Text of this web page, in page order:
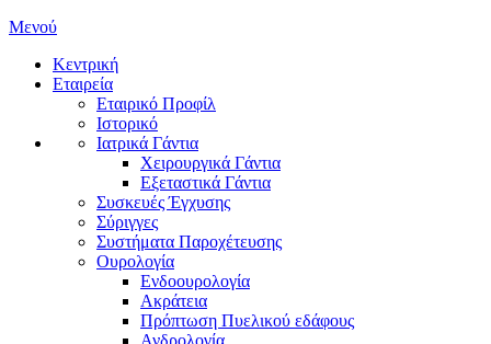
Μενού
Κεντρική
Εταιρεία
Εταιρικό Προφίλ
Ιστορικό
Ιατρικά Γάντια
Χειρουργικά Γάντια
Εξεταστικά Γάντια
Συσκευές Έγχυσης
Σύριγγες
Συστήματα Παροχέτευσης
Ουρολογία
Ενδοουρολογία
Ακράτεια
Πρόπτωση Πυελικού εδάφους
Ανδρολογία